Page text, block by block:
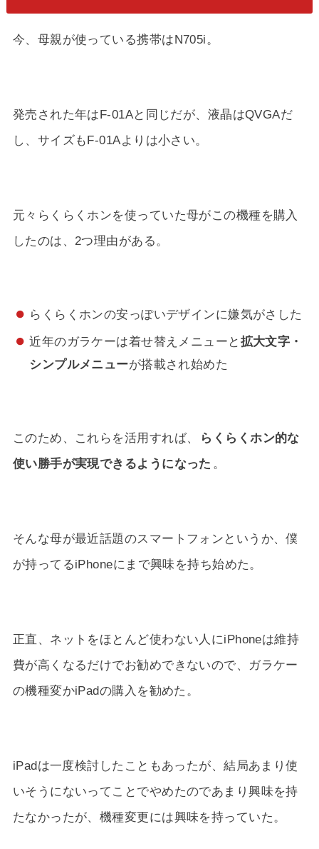
今、母親が使っている携帯はN705i。
発売された年はF-01Aと同じだが、液晶はQVGAだ
し、サイズもF-01Aよりは小さい。
元々らくらくホンを使っていた母がこの機種を購入
したのは、2つ理由がある。
らくらくホンの安っぽいデザインに嫌気がさした
近年のガラケーは着せ替えメニューと 拡大文字・
シンプルメニューが搭載され始めた
このため、これらを活用すれば、
らくらくホン的な
使い勝手が実現できるようになった 。
そんな母が最近話題のスマートフォンというか、僕
が持ってるiPhoneにまで興味を持ち始めた。
正直、ネットをほとんど使わない人にiPhoneは維持
費が高くなるだけでお勧めできないので、ガラケー
の機種変かiPadの購入を勧めた。
iPadは一度検討したこともあったが、結局あまり使
いそうにないってことでやめたのであまり興味を持
たなかったが、機種変更には興味を持っていた。